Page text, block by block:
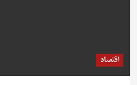
اقتصاد